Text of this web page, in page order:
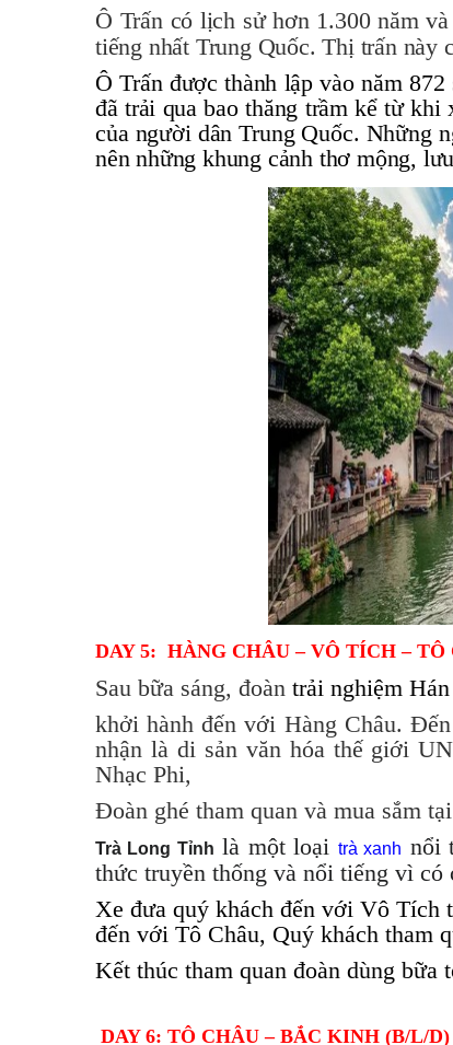
Ô Trấn có lịch sử hơn 1.300 năm
tiếng nhất Trung Quốc. Thị trấn này
Ô Trấn được thành lập vào năm
đã trải qua bao thăng trầm kể từ khi
của người dân Trung Quốc. Những
nên những khung cảnh thơ mộng,
DAY 5: HÀNG CHÂU – VÔ TÍCH – TÔ
Sau bữa sáng, đoàn trải nghiệm
khởi hành đến với Hàng Châu.
nhận là di sản văn hóa thế giới
Nhạc Phi,
Đoàn ghé tham quan và mua sắm
Trà Long Tỉnh là một loại trà xanh nổi
thức truyền thống và nổi tiếng vì có
Xe đưa quý khách đến với Vô Tích
đến với Tô Châu, Quý khách tham
Kết thúc tham quan đoàn dùng bữa
DAY 6: TÔ CHÂU – BẮC KINH (B/L/D)